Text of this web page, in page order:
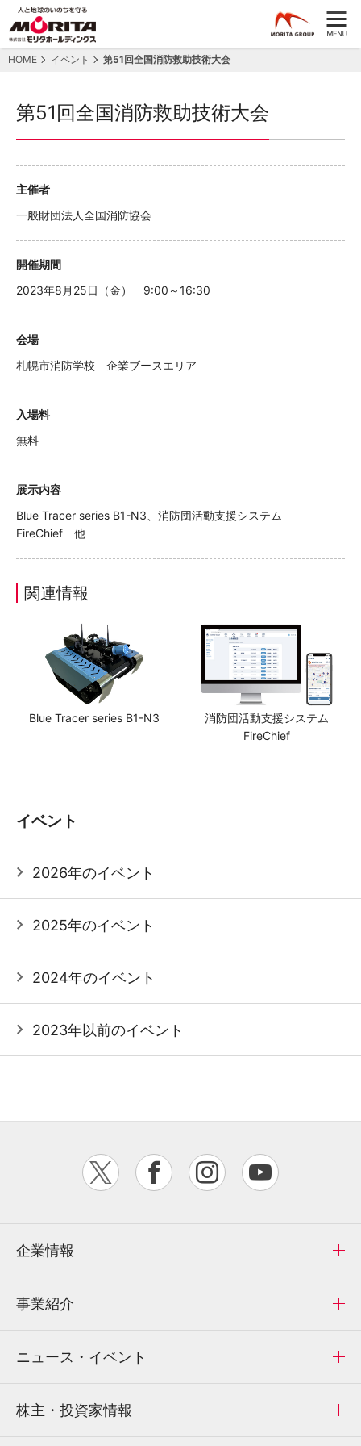
HOME イベント 第51回全国消防救助技術大会
第51回全国消防救助技術大会
主催者
一般財団法人全国消防協会
開催期間
2023年8月25日（金） 9:00～16:30
会場
札幌市消防学校 企業ブースエリア
入場料
無料
展示内容
Blue Tracer series B1-N3、消防団活動支援システム
FireChief 他
関連情報
Blue Tracer series B1-N3
消防団活動支援システム
FireChief
イベント
2026年のイベント
2025年のイベント
2024年のイベント
2023年以前のイベント
企業情報
事業紹介
ニュース・イベント
株主・投資家情報